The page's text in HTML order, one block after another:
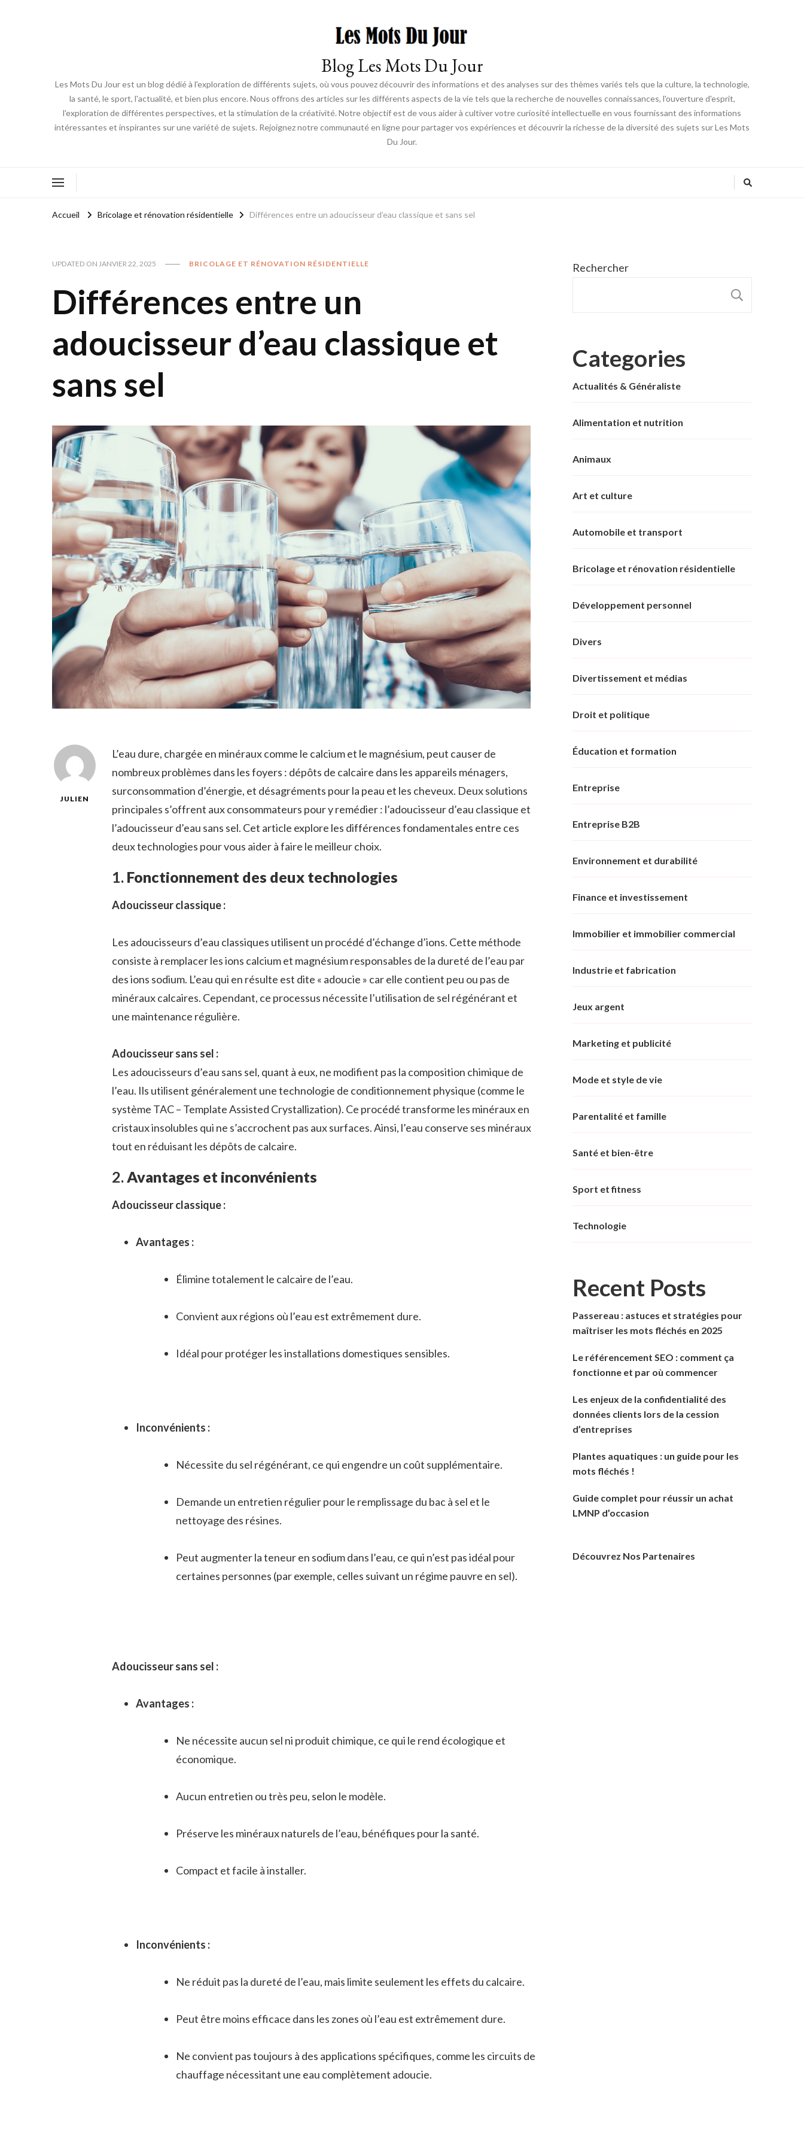
Blog Les Mots Du Jour
Les Mots Du Jour est un blog dédié à l'exploration de différents sujets, où vous pouvez découvrir des informations et des analyses sur des thèmes variés tels que la culture, la technologie,
la santé, le sport, l'actualité, et bien plus encore. Nous offrons des articles sur les différents aspects de la vie tels que la recherche de nouvelles connaissances, l'ouverture d'esprit,
l'exploration de différentes perspectives, et la stimulation de la créativité. Notre objectif est de vous aider à cultiver votre curiosité intellectuelle en vous fournissant des informations
intéressantes et inspirantes sur une variété de sujets. Rejoignez notre communauté en ligne pour partager vos expériences et découvrir la richesse de la diversité des sujets sur Les Mots
Du Jour.
Accueil Bricolage et rénovation résidentielle Différences entre un adoucisseur d’eau classique et sans sel
UPDATED ON JANVIER 22, 2025 BRICOLAGE ET RÉNOVATION RÉSIDENTIELLE
Différences entre un
adoucisseur d’eau classique et
sans sel
JULIEN
L’eau dure, chargée en minéraux comme le calcium et le magnésium, peut causer de
nombreux problèmes dans les foyers : dépôts de calcaire dans les appareils ménagers,
surconsommation d’énergie, et désagréments pour la peau et les cheveux. Deux solutions
principales s’offrent aux consommateurs pour y remédier : l’adoucisseur d’eau classique et
l’adoucisseur d’eau sans sel. Cet article explore les différences fondamentales entre ces
deux technologies pour vous aider à faire le meilleur choix.
1. Fonctionnement des deux technologies
Adoucisseur classique :
Les adoucisseurs d’eau classiques utilisent un procédé d’échange d’ions. Cette méthode
consiste à remplacer les ions calcium et magnésium responsables de la dureté de l’eau par
des ions sodium. L’eau qui en résulte est dite « adoucie » car elle contient peu ou pas de
minéraux calcaires. Cependant, ce processus nécessite l’utilisation de sel régénérant et
une maintenance régulière.
Adoucisseur sans sel :
Les adoucisseurs d’eau sans sel, quant à eux, ne modifient pas la composition chimique de
l’eau. Ils utilisent généralement une technologie de conditionnement physique (comme le
système TAC – Template Assisted Crystallization). Ce procédé transforme les minéraux en
cristaux insolubles qui ne s’accrochent pas aux surfaces. Ainsi, l’eau conserve ses minéraux
tout en réduisant les dépôts de calcaire.
2. Avantages et inconvénients
Adoucisseur classique :
Avantages :
Élimine totalement le calcaire de l’eau.
Convient aux régions où l’eau est extrêmement dure.
Idéal pour protéger les installations domestiques sensibles.
Inconvénients :
Nécessite du sel régénérant, ce qui engendre un coût supplémentaire.
Demande un entretien régulier pour le remplissage du bac à sel et le
nettoyage des résines.
Peut augmenter la teneur en sodium dans l’eau, ce qui n’est pas idéal pour
certaines personnes (par exemple, celles suivant un régime pauvre en sel).
Adoucisseur sans sel :
Avantages :
Ne nécessite aucun sel ni produit chimique, ce qui le rend écologique et
économique.
Aucun entretien ou très peu, selon le modèle.
Préserve les minéraux naturels de l’eau, bénéfiques pour la santé.
Compact et facile à installer.
Inconvénients :
Ne réduit pas la dureté de l’eau, mais limite seulement les effets du calcaire.
Peut être moins efficace dans les zones où l’eau est extrêmement dure.
Ne convient pas toujours à des applications spécifiques, comme les circuits de
chauffage nécessitant une eau complètement adoucie.
Rechercher
Categories
Actualités & Généraliste
Alimentation et nutrition
Animaux
Art et culture
Automobile et transport
Bricolage et rénovation résidentielle
Développement personnel
Divers
Divertissement et médias
Droit et politique
Éducation et formation
Entreprise
Entreprise B2B
Environnement et durabilité
Finance et investissement
Immobilier et immobilier commercial
Industrie et fabrication
Jeux argent
Marketing et publicité
Mode et style de vie
Parentalité et famille
Santé et bien-être
Sport et fitness
Technologie
Recent Posts
Passereau : astuces et stratégies pour
maîtriser les mots fléchés en 2025
Le référencement SEO : comment ça
fonctionne et par où commencer
Les enjeux de la confidentialité des
données clients lors de la cession
d’entreprises
Plantes aquatiques : un guide pour les
mots fléchés !
Guide complet pour réussir un achat
LMNP d’occasion
Découvrez Nos Partenaires